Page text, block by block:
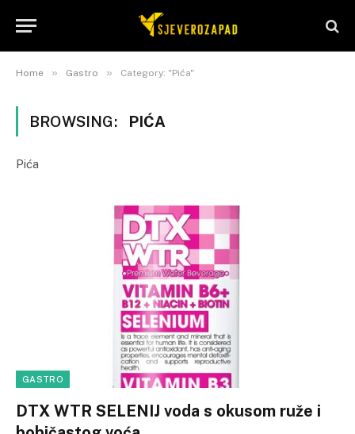
Home » Gastro » Category: "Pića"
BROWSING: PIĆA
Pića
GASTRO
DTX WTR SELENIJ voda s okusom ruže i